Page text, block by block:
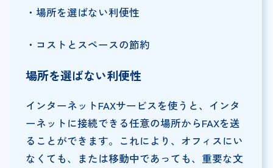
・場所を選ばない利便性
・コストとスペースの節約
場所を選ばない利便性
インターネットFAXサービスを使うと、インタ
ーネットに接続できる任意の場所からFAXを送
ることができます。これにより、オフィスにい
なくても、または移動中であっても、重要な文